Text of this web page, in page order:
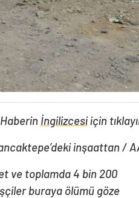
Haberin İngilizcesiiçin
inşaattan /
ve toplamda 4 bin 200
buraya ölümü göze